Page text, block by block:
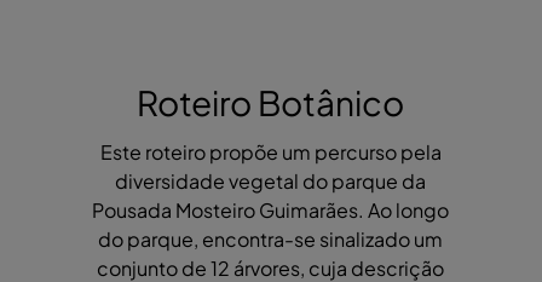
Roteiro Botânico
Este roteiro propõe um percurso pela
diversidade vegetal do parque da
Pousada Mosteiro Guimarães. Ao longo
do parque, encontra-se sinalizado um
conjunto de 12 árvores, cuja descrição